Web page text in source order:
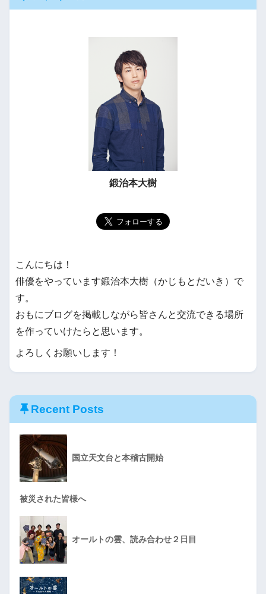
鍛治本大樹
こんにちは！
俳優をやっています鍛治本大樹（かじもとだいき）で
す。
おもにブログを掲載しながら皆さんと交流できる場所
を作っていけたらと思います。
よろしくお願いします！
Recent Posts
国立天文台と本稽古開始
被災された皆様へ
オールトの雲、読み合わせ２日目